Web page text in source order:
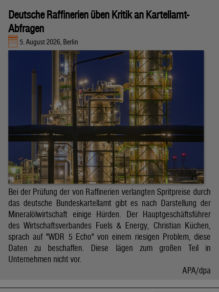
Deutsche Raffinerien üben Kritik an Kartellamt-
Abfragen
5. August 2026, Berlin
Bei der Prüfung der von Raffinerien verlangten Spritpreise durch
das deutsche Bundeskartellamt gibt es nach Darstellung der
Mineralölwirtschaft einige Hürden. Der Hauptgeschäftsführer
des Wirtschaftsverbandes Fuels & Energy, Christian Küchen,
sprach auf "WDR 5 Echo" von einem riesigen Problem, diese
Daten zu beschaffen. Diese lägen zum großen Teil in
Unternehmen nicht vor.
APA/dpa